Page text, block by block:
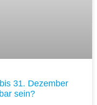
31. Dezember
sein?